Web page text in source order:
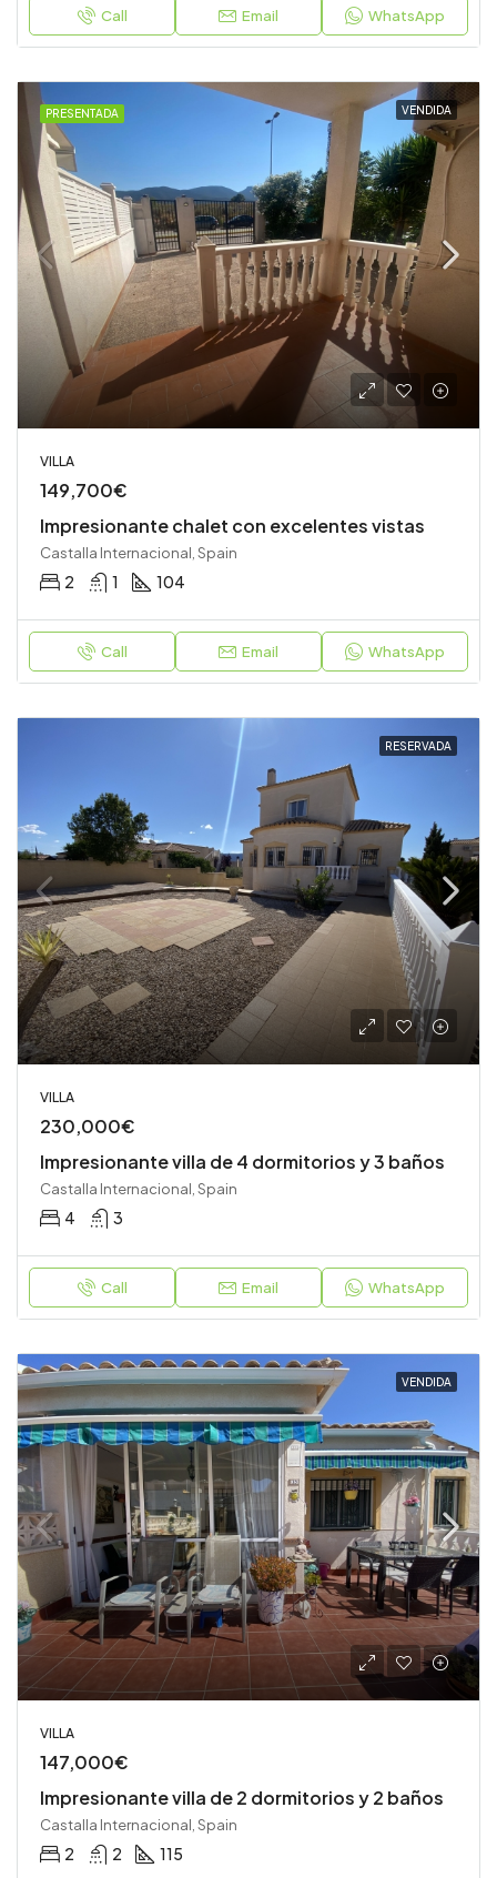
Call Email WhatsApp
PRESENTADA VENDIDA
VILLA
149,700€
Impresionante chalet con excelentes vistas
Castalla Internacional, Spain
2 1 104
Call Email WhatsApp
RESERVADA
VILLA
230,000€
Impresionante villa de 4 dormitorios y 3 baños
Castalla Internacional, Spain
4 3
Call Email WhatsApp
VENDIDA
VILLA
147,000€
Impresionante villa de 2 dormitorios y 2 baños
Castalla Internacional, Spain
2 2 115